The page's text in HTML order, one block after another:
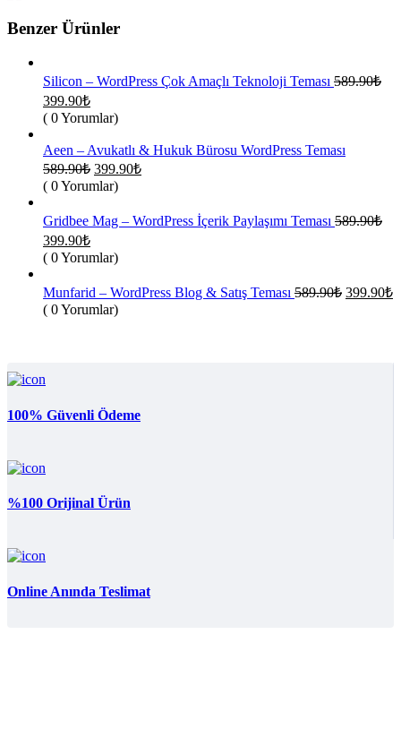
Benzer Ürünler
Silicon – WordPress Çok Amaçlı Teknoloji Teması 589.90₺
Orijinal
fiyat:
399.90₺Şu
andaki
fiyat:
399.90₺.
( 0 Yorumlar)
Aeen – Avukatlı & Hukuk Bürosu WordPress Teması
589.90₺ Orijinal
fiyat:
399.90₺Şu
399.90₺.
( 0 Yorumlar)
Gridbee Mag – WordPress İçerik Paylaşımı Teması 589.90₺
Orijinal
fiyat:
399.90₺Şu
andaki
fiyat:
399.90₺.
( 0 Yorumlar)
Munfarid – WordPress Blog & Satış Teması 589.90₺ Orijinal
399.90₺
( 0 Yorumlar)
100% Güvenli Ödeme
%100 Orijinal Ürün
Online Anında Teslimat